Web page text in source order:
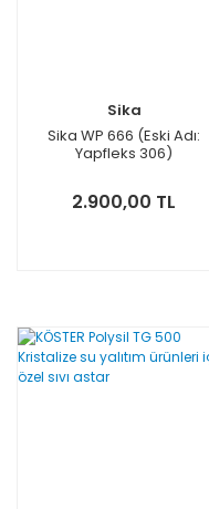
Sika
Sika WP 666 (Eski Adı:
Yapfleks 306)
2.900,00 TL